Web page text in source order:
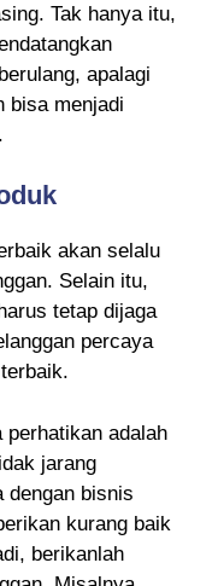
Tak hanya itu,
apalagi
bisa menjadi
akan selalu
Selain itu,
tetap dijaga
percaya
perhatikan adalah
jarang
dengan bisnis
kurang baik
berikanlah